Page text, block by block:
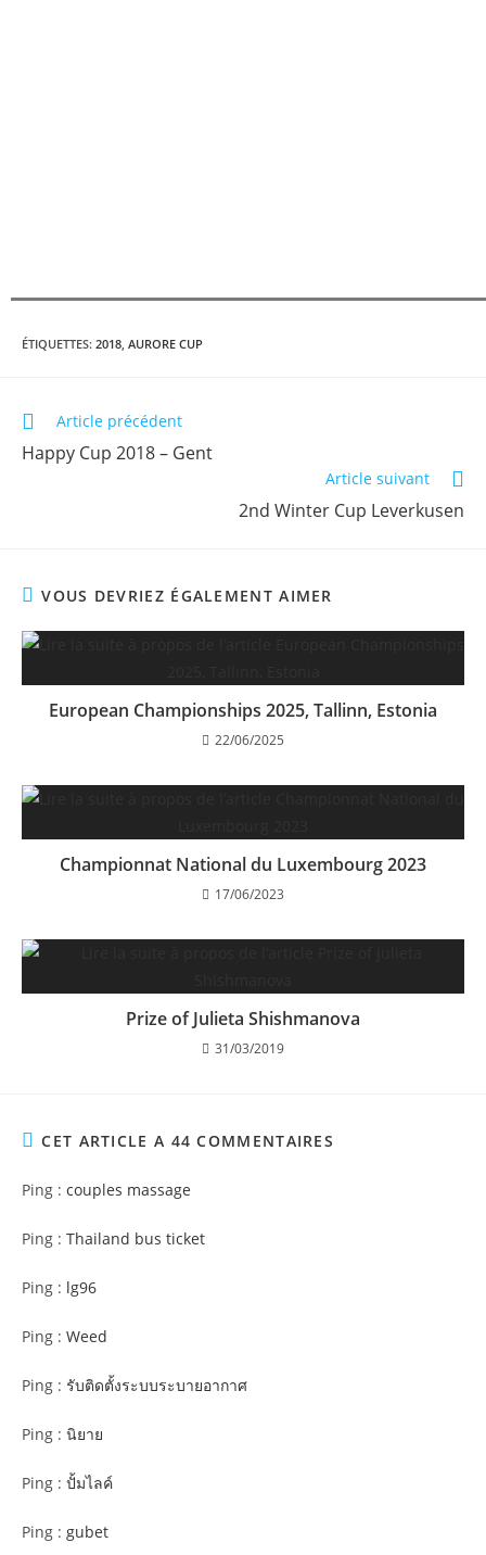
ÉTIQUETTES: 2018 AURORE CUP
Article précédent
Happy Cup 2018 – Gent
Article suivant
2nd Winter Cup Leverkusen
VOUS DEVRIEZ ÉGALEMENT AIMER
European Championships 2025, Tallinn, Estonia
22/06/2025
Championnat National du Luxembourg 2023
17/06/2023
Prize of Julieta Shishmanova
31/03/2019
CET ARTICLE A 44 COMMENTAIRES
Ping : couples massage
Ping : Thailand bus ticket
Ping : lg96
Ping : Weed
Ping : รับติดตั้งระบบระบายอากาศ
Ping : นิยาย
Ping : ปั้มไลค์
Ping : gubet